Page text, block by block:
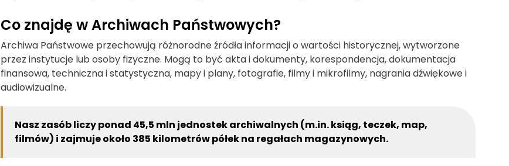
Co znajdę w Archiwach Państwowych?
Archiwa Państwowe przechowują różnorodne źródła informacji o wartości historycznej, wytworzone
przez instytucje lub osoby fizyczne. Mogą to być akta i dokumenty, korespondencja, dokumentacja
finansowa, techniczna i statystyczna, mapy i plany, fotografie, filmy i mikrofilmy, nagrania dźwiękowe i
audiowizualne.
Nasz zasób liczy ponad 45,5 mln jednostek archiwalnych (m.in. ksiąg, teczek, map,
filmów) i zajmuje około 385 kilometrów półek na regałach magazynowych.